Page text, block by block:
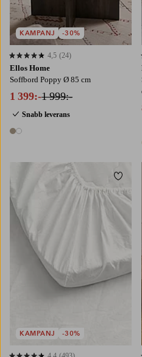
Ellos Home
Soffbord Poppy Ø 85 cm
1 399:-1 999:-
Snabb leverans
2 färger
4,5 baserat på 24 st betyg
4,5 (24)
KAMPANJ -30%
KAMPANJ -30%
Lägg
90X200 140X200 160X200
180X200